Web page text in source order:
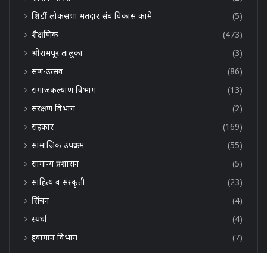
शिर्डी लोकसभा मतदार संघ विकास कामे
(5)
शैक्षणिक
(473)
श्रीरामपूर तालुका
(3)
सण-उत्सव
(86)
समाजकल्याण विभाग
(13)
संरक्षण विभाग
(2)
सहकार
(169)
सामाजिक उपक्रम
(55)
सामान्य प्रशासन
(5)
साहित्य व संस्कृती
(23)
सिंचन
(4)
स्पर्धा
(4)
हवामान विभाग
(7)